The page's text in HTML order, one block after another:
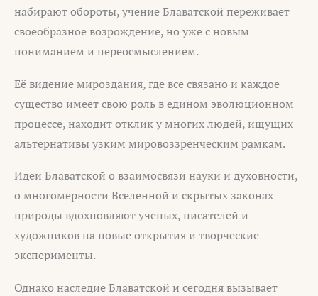
набирают обороты, учение Блаватской переживает
своеобразное возрождение, но уже с новым
пониманием и переосмыслением.
Её видение мироздания, где все связано и каждое
существо имеет свою роль в едином эволюционном
процессе, находит отклик у многих людей, ищущих
альтернативы узким мировоззренческим рамкам.
Идеи Блаватской о взаимосвязи науки и духовности,
о многомерности Вселенной и скрытых законах
природы вдохновляют ученых, писателей и
художников на новые открытия и творческие
эксперименты.
Однако наследие Блаватской и сегодня вызывает